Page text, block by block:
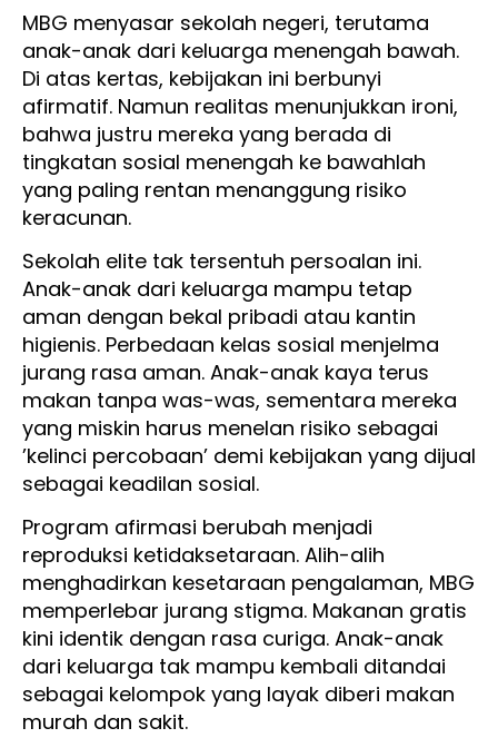
MBG menyasar sekolah negeri, terutama
anak-anak dari keluarga menengah bawah.
Di atas kertas, kebijakan ini berbunyi
afirmatif. Namun realitas menunjukkan ironi,
bahwa justru mereka yang berada di
tingkatan sosial menengah ke bawahlah
yang paling rentan menanggung risiko
keracunan.
Sekolah elite tak tersentuh persoalan ini.
Anak-anak dari keluarga mampu tetap
aman dengan bekal pribadi atau kantin
higienis. Perbedaan kelas sosial menjelma
jurang rasa aman. Anak-anak kaya terus
makan tanpa was-was, sementara mereka
yang miskin harus menelan risiko sebagai
’kelinci percobaan’ demi kebijakan yang dijual
sebagai keadilan sosial.
Program afirmasi berubah menjadi
reproduksi ketidaksetaraan. Alih-alih
menghadirkan kesetaraan pengalaman, MBG
memperlebar jurang stigma. Makanan gratis
kini identik dengan rasa curiga. Anak-anak
dari keluarga tak mampu kembali ditandai
sebagai kelompok yang layak diberi makan
murah dan sakit.